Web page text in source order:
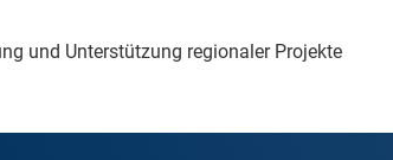
und Unterstützung regionaler Projekte